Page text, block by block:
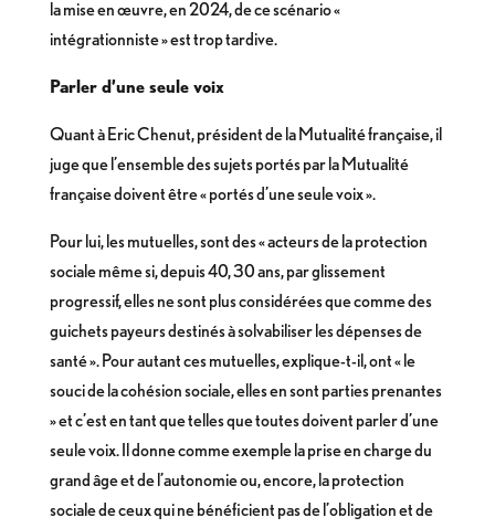
la mise en œuvre, en 2024, de ce scénario «
intégrationniste » est trop tardive.
Parler d’une seule voix
Quant à Eric Chenut, président de la Mutualité française, il
juge que l’ensemble des sujets portés par la Mutualité
française doivent être « portés d’une seule voix ».
Pour lui, les mutuelles, sont des « acteurs de la protection
sociale même si, depuis 40, 30 ans, par glissement
progressif, elles ne sont plus considérées que comme des
guichets payeurs destinés à solvabiliser les dépenses de
santé ». Pour autant ces mutuelles, explique-t-il, ont « le
souci de la cohésion sociale, elles en sont parties prenantes
» et c’est en tant que telles que toutes doivent parler d’une
seule voix. Il donne comme exemple la prise en charge du
grand âge et de l’autonomie ou, encore, la protection
sociale de ceux qui ne bénéficient pas de l’obligation et de